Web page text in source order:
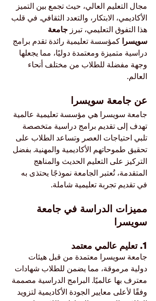
مجال التعليم العالي، حيث تجمع بين التميز
الأكاديمي، الابتكار، والتعدد الثقافي. في قلب
هذا التفوق التعليمي، تبرز جامعة
سويسرا كمؤسسة تعليمية رائدة تقدم برامج
دراسية متميزة ومعتمدة دوليًا، مما يجعلها
وجهة مفضلة للطلاب من مختلف أنحاء
العالم.
عن جامعة سويسرا
جامعة سويسرا هي مؤسسة تعليمية عالمية
تهدف إلى تقديم برامج دراسية متخصصة
تلبي احتياجات العصر وتساعد الطلاب على
تحقيق طموحاتهم الأكاديمية والمهنية. بفضل
التركيز على التعليم الحديث والمناهج
المتقدمة، تُعتبر الجامعة نموذجًا يحتذى به
في تقديم تجربة تعليمية شاملة.
مميزات الدراسة في جامعة
سويسرا
1. تعليم عالمي معتمد
جامعة سويسرا معتمدة من قبل هيئات
دولية مرموقة، مما يضمن للطلاب شهادات
معترف بها عالميًا. البرامج الدراسية مصممة
وفقًا لأعلى معايير الجودة الأكاديمية لتزويد